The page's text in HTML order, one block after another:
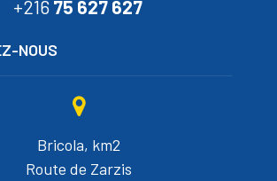
+216 75 627 627
NOUS
Bricola, km2
Route de Zarzis